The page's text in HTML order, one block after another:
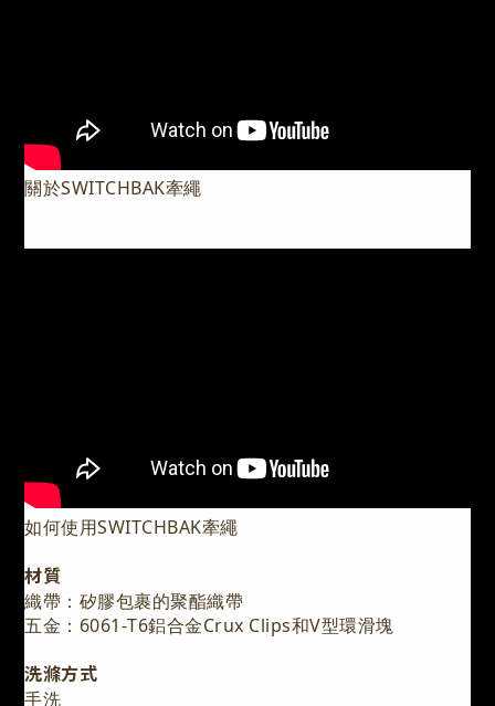
關於SWITCHBAK牽繩
如何使用SWITCHBAK牽繩
材質
織帶：矽膠包裹的聚酯織帶
五金：6061-T6鋁合金Crux Clips和V型環滑塊
洗滌方式
手洗